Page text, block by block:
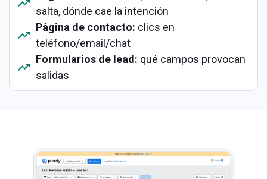
salta, dónde cae la intención
Página de contacto: clics en
teléfono/email/chat
Formularios de lead: qué campos provocan
salidas